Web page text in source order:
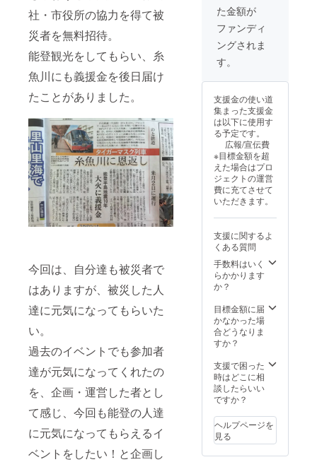
社・市役所の協力を得て被
災者を無料招待。
能登観光をしてもらい、糸
魚川にも義援金を後日届け
たことがありました。
今回は、自分達も被災者で
はありますが、被災した人
達に元気になってもらいた
い。
過去のイベントでも参加者
達が元気になってくれたの
を、企画・運営した者とし
て感じ、今回も能登の人達
に元気になってもらえるイ
ベントをしたい！と企画し
に入れ
ます。
・初代
タイ
援会
心Ｔ
シャツ
送付
（サイ
ズ展
開：S,
M, L,
XL カ
ラー：
黒） ・
主催
登を笑
顔に実
行委員
会から
のお礼
送付 当
日、会
場にて
協力者
名前を
読み上
げさせ
て頂き
※注意事
項：支
援時、
必ず備
演者達
と夕食
会
（BBQ
参加 ・
イガー
マスク
後援
会 異
体同心
スポー
ツタオ
ル又
は、マ
フラー
タオル
タイ
ガーマ
スク後
援会
異体同
シャツ
送付
（サイ
ズ展
M, L,
XL カ
ラー：
黒） ・
ボール
投げ体
験 ※リ
ング上
た金額が
ファンディ
ングされま
す。
支援金の使い道
集まった支援金
は以下に使用す
る予定です。
広報/宣伝費
※目標金額を超
えた場合はプロ
ジェクトの運営
費に充てさせて
いただきます。
支援に関するよ
くある質問
手数料はいく
らかかります
か？
目標金額に届
かなかった場
合どうなりま
すか？
支援で困った
時はどこに相
談したらいい
ですか？
ヘルプページを
見る